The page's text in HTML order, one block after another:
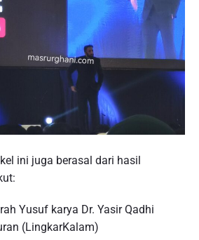
ini juga berasal dari hasil
Yusuf karya Dr. Yasir Qadhi
(LingkarKalam)